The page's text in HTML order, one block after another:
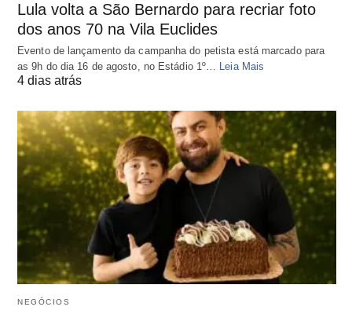
Lula volta a São Bernardo para recriar foto
dos anos 70 na Vila Euclides
Evento de lançamento da campanha do petista está marcado para
as 9h do dia 16 de agosto, no Estádio 1º… Leia Mais
4 dias atrás
NEGÓCIOS